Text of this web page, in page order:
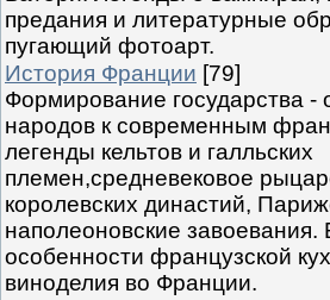
предания и литературные
пугающий фотоарт.
История Франции [79]
Формирование государства -
народов к современным
легенды кельтов и галльских
племен,средневековое
королевских династий,
наполеоновские завоевания.
особенности французской
виноделия во Франции.